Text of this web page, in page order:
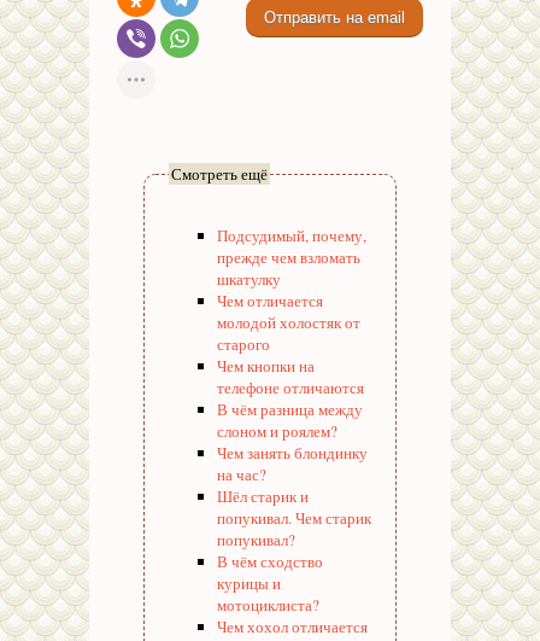
Смотреть ещё
Подсудимый, почему,
прежде чем взломать
шкатулку
Чем отличается
молодой холостяк от
старого
Чем кнопки на
телефоне отличаются
В чём разница между
слоном и роялем?
Чем занять блондинку
на час?
Шёл старик и
попукивал. Чем старик
попукивал?
В чём сходство
курицы и
мотоциклиста?
Чем хохол отличается